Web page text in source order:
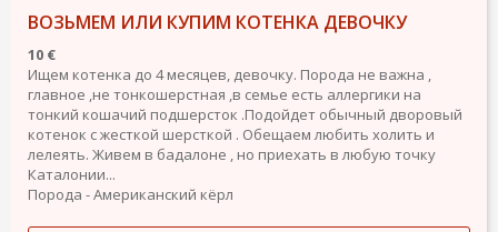
ВОЗЬМЕМ ИЛИ КУПИМ КОТЕНКА ДЕВОЧКУ
10 €
Ищем котенка до 4 месяцев, девочку. Порода не важна ,
главное ,не тонкошерстная ,в семье есть аллергики на
тонкий кошачий подшерсток .Подойдет обычный дворовый
котенок с жесткой шерсткой . Обещаем любить холить и
лелеять. Живем в бадалоне , но приехать в любую точку
Каталонии...
Порода - Американский кёрл